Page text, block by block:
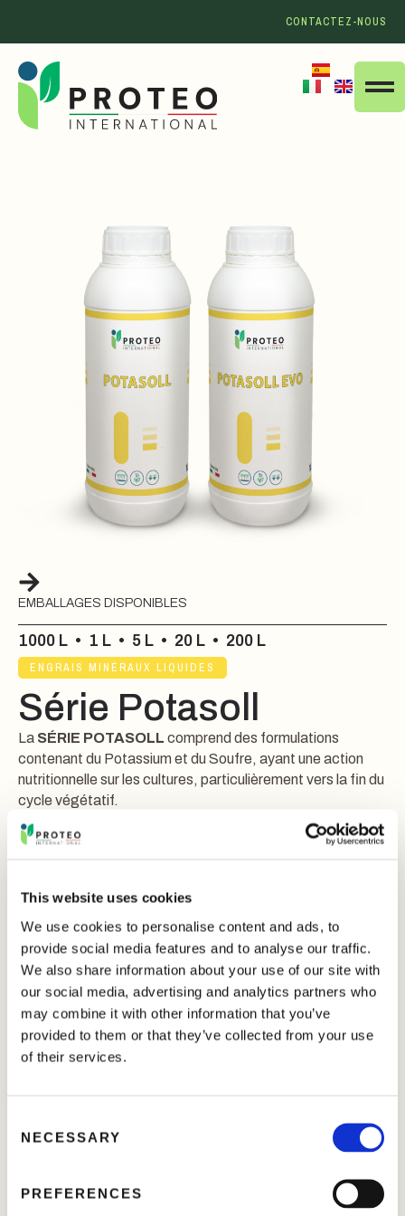
This website uses cookies
We use cookies to personalise content and ads, to
provide social media features and to analyse our traffic.
We also share information about your use of our site with
our social media, advertising and analytics partners who
may combine it with other information that you’ve
provided to them or that they’ve collected from your use
of their services.
NECESSARY
PREFERENCES
CONTACTEZ-NOUS
1000 L • 1 L • 5 L • 20 L • 200 L
EMBALLAGES DISPONIBLES
ENGRAIS MINÉRAUX LIQUIDES
Série Potasoll
La SÉRIE POTASOLL comprend des formulations
contenant du Potassium et du Soufre, ayant une action
nutritionnelle sur les cultures, particulièrement vers la fin du
cycle végétatif.
Ils ont un effet notable sur le métabolisme des plantes de
Les produits de laSÉRIE POTASOLLexercent
également une action corrective sur les sols alcalins et
calcaires.
Les produits sont disponibles en différentes
concentrations de macroéléments, éventuellement
enrichis en microéléments.
betteraves à feuilles et céréales